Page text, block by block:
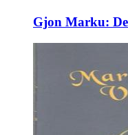
Gjon Marku: